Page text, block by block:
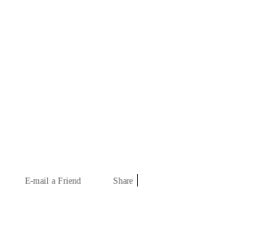
E-mail a Friend Share |